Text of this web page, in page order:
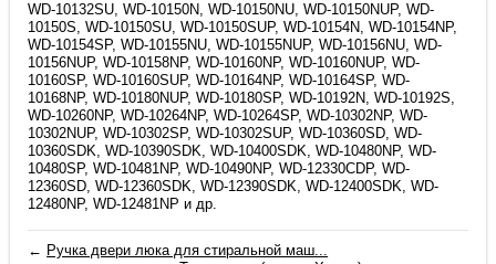
WD-10132SU, WD-10150N, WD-10150NU, WD-10150NUP, WD-
10150S, WD-10150SU, WD-10150SUP, WD-10154N, WD-10154NP,
WD-10154SP, WD-10155NU, WD-10155NUP, WD-10156NU, WD-
10156NUP, WD-10158NP, WD-10160NP, WD-10160NUP, WD-
10160SP, WD-10160SUP, WD-10164NP, WD-10164SP, WD-
10168NP, WD-10180NUP, WD-10180SP, WD-10192N, WD-10192S,
WD-10260NP, WD-10264NP, WD-10264SP, WD-10302NP, WD-
10302NUP, WD-10302SP, WD-10302SUP, WD-10360SD, WD-
10360SDK, WD-10390SDK, WD-10400SDK, WD-10480NP, WD-
10480SP, WD-10481NP, WD-10490NP, WD-12330CDP, WD-
12360SD, WD-12360SDK, WD-12390SDK, WD-12400SDK, WD-
12480NP, WD-12481NP и др.
← Ручка двери люка для стиральной маш...